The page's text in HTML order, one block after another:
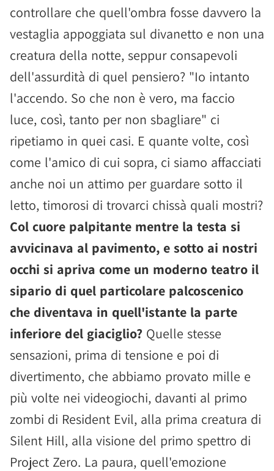
controllare che quell'ombra fosse davvero la
vestaglia appoggiata sul divanetto e non una
creatura della notte, seppur consapevoli
dell'assurdità di quel pensiero? "Io intanto
l'accendo. So che non è vero, ma faccio
luce, così, tanto per non sbagliare" ci
ripetiamo in quei casi. E quante volte, così
come l'amico di cui sopra, ci siamo affacciati
anche noi un attimo per guardare sotto il
letto, timorosi di trovarci chissà quali mostri?
Col cuore palpitante mentre la testa si
avvicinava al pavimento, e sotto ai nostri
occhi si apriva come un moderno teatro il
sipario di quel particolare palcoscenico
che diventava in quell'istante la parte
inferiore del giaciglio? Quelle stesse
sensazioni, prima di tensione e poi di
divertimento, che abbiamo provato mille e
più volte nei videogiochi, davanti al primo
zombi di Resident Evil, alla prima creatura di
Silent Hill, alla visione del primo spettro di
Project Zero. La paura, quell'emozione